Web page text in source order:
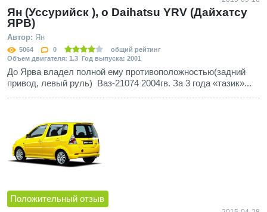
Ян (Уссурийск ), о Daihatsu YRV (Дайхатсу
ЯРВ)
Автор: Ян
5064 0
общий рейтинг
Объем двигателя: 1.3 Год выпуска: 2001
До Ярва владел полной ему противоположностью(задний
привод, левый руль) Ваз-21074 2004гв. За 3 года «тазик»...
Положительный отзыв